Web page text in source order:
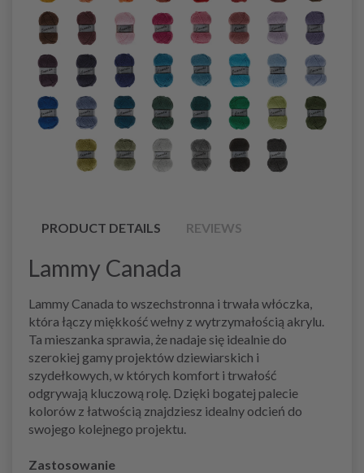
PRODUCT DETAILS REVIEWS
Lammy Canada
Lammy Canada to wszechstronna i trwała włóczka,
która łączy miękkość wełny z wytrzymałością akrylu.
Ta mieszanka sprawia, że nadaje się idealnie do
szerokiej gamy projektów dziewiarskich i
szydełkowych, w których komfort i trwałość
odgrywają kluczową rolę. Dzięki bogatej palecie
kolorów z łatwością znajdziesz idealny odcień do
swojego kolejnego projektu.
Zastosowanie